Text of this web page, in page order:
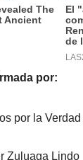
por:
por la
Zuluaga Lindo